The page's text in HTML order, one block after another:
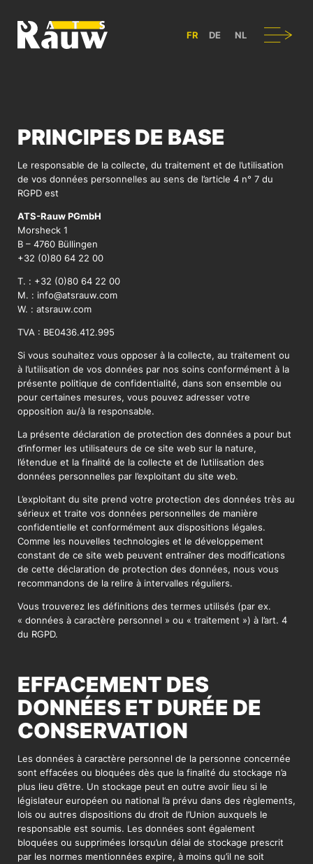
ATS RAUW - CONSTRUCTION & AMÉNAGEMENT DE VÉHICULES
FR DE NL
Navigation
PRINCIPES DE BASE
Le responsable de la collecte, du traitement et de l’utilisation
de vos données personnelles au sens de l’article 4 n° 7 du
RGPD est
ATS-Rauw PGmbH
Morsheck 1
B – 4760 Büllingen
+32 (0)80 64 22 00
T. : +32 (0)80 64 22 00
M. : info@atsrauw.com
W. : atsrauw.com
TVA : BE0436.412.995
Si vous souhaitez vous opposer à la collecte, au traitement ou
à l’utilisation de vos données par nos soins conformément à la
présente politique de confidentialité, dans son ensemble ou
pour certaines mesures, vous pouvez adresser votre
opposition au/à la responsable.
La présente déclaration de protection des données a pour but
d’informer les utilisateurs de ce site web sur la nature,
l’étendue et la finalité de la collecte et de l’utilisation des
données personnelles par l’exploitant du site web.
L’exploitant du site prend votre protection des données très au
sérieux et traite vos données personnelles de manière
confidentielle et conformément aux dispositions légales.
Comme les nouvelles technologies et le développement
constant de ce site web peuvent entraîner des modifications
de cette déclaration de protection des données, nous vous
recommandons de la relire à intervalles réguliers.
Vous trouverez les définitions des termes utilisés (par ex.
« données à caractère personnel » ou « traitement ») à l’art. 4
du RGPD.
EFFACEMENT DES
DONNÉES ET DURÉE DE
CONSERVATION
Les données à caractère personnel de la personne concernée
sont effacées ou bloquées dès que la finalité du stockage n’a
plus lieu d’être. Un stockage peut en outre avoir lieu si le
législateur européen ou national l’a prévu dans des règlements,
lois ou autres dispositions du droit de l’Union auxquels le
responsable est soumis. Les données sont également
bloquées ou supprimées lorsqu’un délai de stockage prescrit
par les normes mentionnées expire, à moins qu’il ne soit